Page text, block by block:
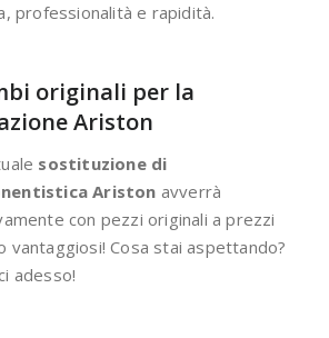
professionalità e rapidità.
originali per la
Ariston
sostituzione di
Ariston avverrà
con pezzi originali a prezzi
vantaggiosi! Cosa stai aspettando?
adesso!